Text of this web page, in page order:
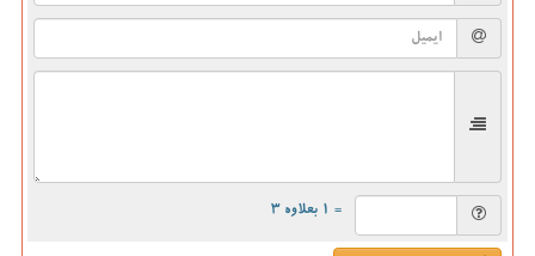
= ۱ بعلاوه ۳